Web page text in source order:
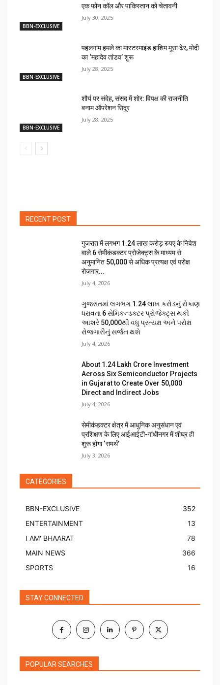
BBN-EXCLUSIVE
एक फोन कॉल और पाकिस्तान को चेतावनी
July 30, 2025
BBN-EXCLUSIVE
पहलगाम हमले का मास्टरमाइंड हाशिम मूसा ढेर, मोदी
का ‘महादेव तांडव’ शुरू
July 28, 2025
BBN-EXCLUSIVE
शौर्य पर संदेह, संसद में शोर: विपक्ष की राजनीति
बनाम ऑपरेशन सिंदूर
July 28, 2025
RECENT POST
गुजरात में लगभग 1.24 लाख करोड़ रुपए के निवेश
वाले 6 सेमीकंडक्टर प्रोजेक्ट्स के माध्यम से
अनुमानित 50,000 से अधिक प्रत्यक्ष एवं परोक्ष
रोजगार...
July 4, 2026
ગુજરાતમાં લગભગ ₹1.24 લાખ કરોડનું રોકાણ
ધરાવતા 6 સેમિકન્ડક્ટર પ્રોજેક્ટ્સ થકી
આશરે 50,000થી વધુ પ્રત્યક્ષ અને પરોક્ષ
રોજગારીનું સર્જન થશે
July 4, 2026
About ₹1.24 Lakh Crore Investment
Across Six Semiconductor Projects
in Gujarat to Create Over 50,000
Direct and Indirect Jobs
July 4, 2026
सेमीकंडक्टर क्षेत्र में आधुनिक अनुसंधान एवं
प्रशिक्षण के लिए आईआईटी-गांधीनगर में शीघ्र ही
शुरू होगा ‘समर्थ’
July 3, 2026
CATEGORIES
BBN-EXCLUSIVE
352
ENTERTAINMENT
13
I AM' BHAARAT
78
MAIN NEWS
366
SPORTS
16
STAY CONNECTED
POPULAR SEARCHES